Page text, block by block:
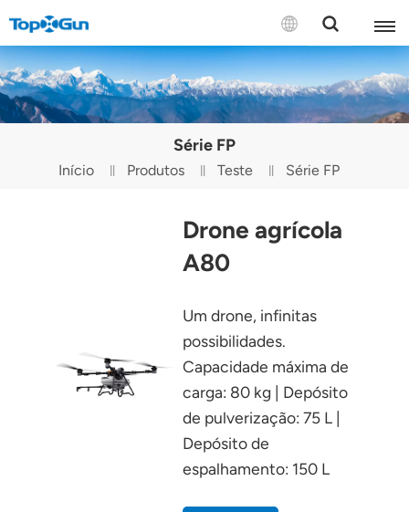
CONTACTE-NOS
English
Español
Português(Portugal)
Português(Brasil)
Tiếng Việt
Série FP
Início Produtos Teste Série FP
Drone agrícola
A80
Um drone, infinitas
possibilidades.
Capacidade máxima de
carga: 80 kg | Depósito
de pulverização: 75 L |
Depósito de
espalhamento: 150 L